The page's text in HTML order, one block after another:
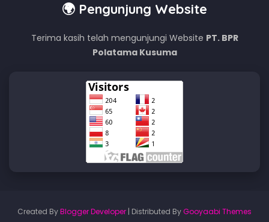
🌍 Pengunjung Website
Terima kasih telah mengunjungi Website PT. BPR
Polatama Kusuma
Created ByBlogger Developer | Distributed ByGooyaabi Themes